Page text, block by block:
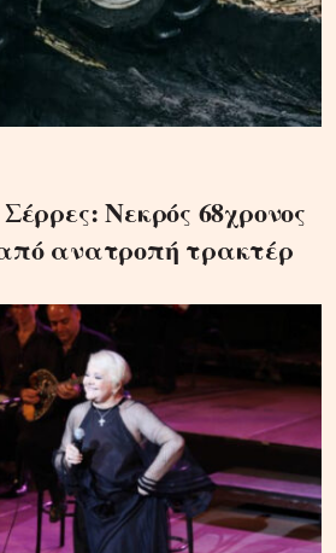
Νεκρός 68χρονος
ανατροπή τρακτέρ